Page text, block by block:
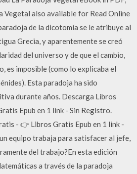
Vegetal also available for Read Online
de la dicotomía se le atribuye al
Grecia, y aparentemente se creó
del universo y de que el cambio,
es imposible (como lo explicaba el
Esta paradoja ha sido
durante años. Descarga Libros
Epub en 1 link - Sin Registro.
- 👉 Libros Gratis Epub en 1 link -
equipo trabaja para satisfacer al jefe,
del trabajo?En esta edición
a través de la paradoja